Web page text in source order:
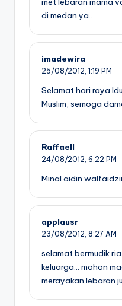
di medan ya..
imadewira
25/08/2012, 1:19 PM
Selamat hari raya
Muslim, semoga
Raffaell
24/08/2012, 6:22 PM
Minal aidin
applausr
23/08/2012, 8:27 AM
selamat bermudik
keluarga… mohon
merayakan lebaran